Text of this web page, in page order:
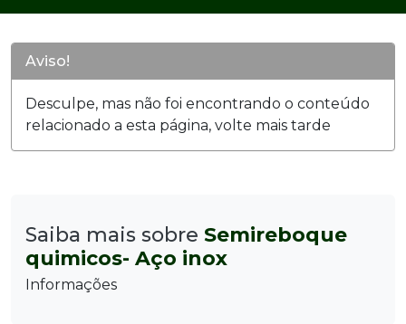
Aviso!
Desculpe, mas não foi encontrando o conteúdo
relacionado a esta página, volte mais tarde
Saiba mais sobre Semireboque
quimicos- Aço inox
Informações